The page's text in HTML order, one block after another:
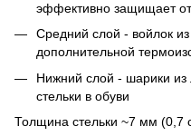
эффективно защищает от
Средний слой - войлок
дополнительной
Нижний слой - шарики из
стельки в обуви
Толщина стельки ~7 мм (0,7